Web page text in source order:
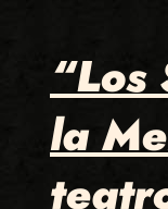
“Los
la